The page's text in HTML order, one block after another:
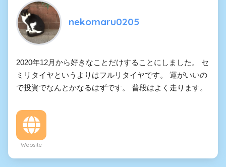
nekomaru0205
2020年12月から好きなことだけすることにしました。 セ
ミリタイヤというよりはフルリタイヤです。 運がいいの
で投資でなんとかなるはずです。 普段はよく走ります。
Website